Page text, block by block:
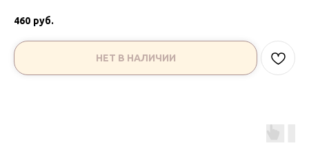
460 руб.
НЕТ В НАЛИЧИИ